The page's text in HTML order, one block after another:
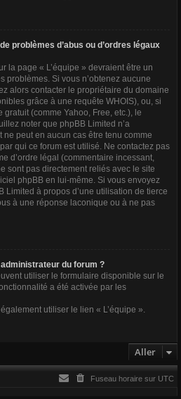
problèmes d’abus ou d’ordres légaux
la page « L’équipe » devraient être un
problèmes. Si vous n’obtenez aucune
alors contacter le propriétaire du domaine
grâce à une requête WHOIS), ou, si
(comme Yahoo, Free, etc.), le
noter que phpBB Limited n’a
peut en aucun cas être tenu comme
qui ce forum est utilisé. Ne contactez pas
d’ordre légal (commentaire incessant,
sont pas directement reliés avec le site
phpBB en lui-même. Si vous envoyez
Limited à propos d’une utilisation de tierce
à une réponse laconique ou à ne pas
du forum ?
utiliser le formulaire disponible sur le
a été activée par les
utiliser le lien « L’équipe ».
Aller
Fuseau horaire sur UTC